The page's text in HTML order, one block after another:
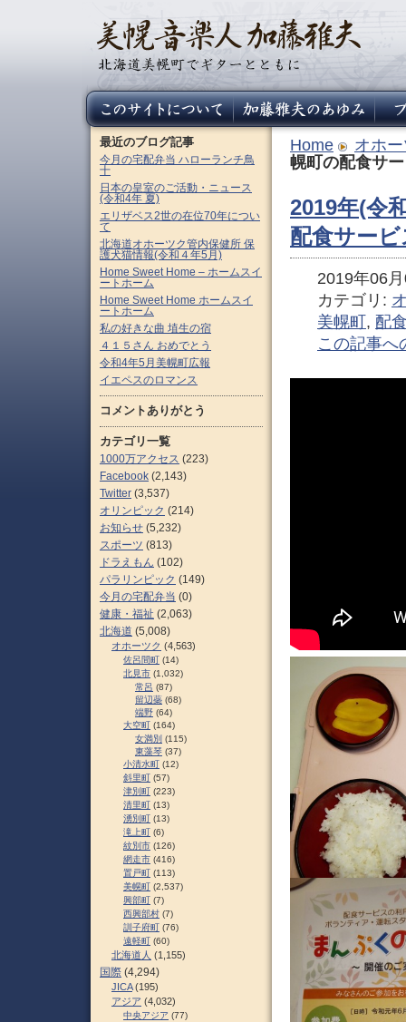
Home
オホ
幌町の配食サ
2019年(令
配食サービ
2019年06
カテゴリ:
美幌町 , 配
この記事へ
最近のブログ記事
今月の宅配弁当 ハローランチ鳥
十
日本の皇室のご活動・ニュース
(令和4年 夏)
エリザベス2世の在位70年につい
て
北海道オホーツク管内保健所 保
護犬猫情報(令和４年5月)
Home Sweet Home – ホームスイ
ートホーム
Home Sweet Home ホームスイ
ートホーム
私の好きな曲 埴生の宿
４１５さん おめでとう
令和4年5月美幌町広報
イエペスのロマンス
コメントありがとう
カテゴリ一覧
1000万アクセス (223)
Facebook (2,143)
Twitter (3,537)
オリンピック (214)
お知らせ (5,232)
スポーツ (813)
ドラえもん (102)
パラリンピック (149)
今月の宅配弁当 (0)
健康・福祉 (2,063)
北海道 (5,008)
オホーツク (4,563)
佐呂間町 (14)
北見市 (1,032)
常呂 (87)
留辺蘂 (68)
端野 (64)
大空町 (164)
女満別 (115)
東藻琴 (37)
小清水町 (12)
斜里町 (57)
津別町 (223)
清里町 (13)
湧別町 (13)
滝上町 (6)
紋別市 (126)
網走市 (416)
置戸町 (113)
美幌町 (2,537)
興部町 (7)
西興部村 (7)
訓子府町 (76)
遠軽町 (60)
北海道人 (1,155)
国際 (4,294)
JICA(195)
アジア (4,032)
中央アジア (77)